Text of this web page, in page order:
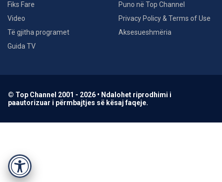
Accessibility
Fiks Fare
Video
Të gjitha programet
Guida TV
Puno në Top Channel
Privacy Policy & Terms of Use
Aksesueshmëria
© Top Channel 2001 - 2026 • Ndalohet riprodhimi i
paautorizuar i përmbajtjes së kësaj faqeje.